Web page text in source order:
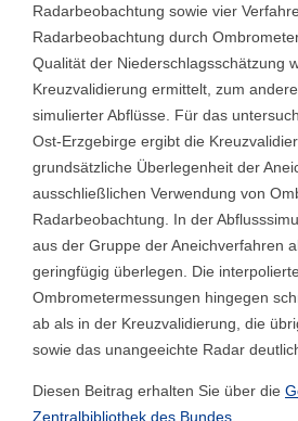
Radarbeobachtung sowie vier
Radarbeobachtung durch
Qualität der Niederschlagsschätzung
Kreuzvalidierung ermittelt, zum
simulierter Abflüsse. Für das
Ost-Erzgebirge ergibt die
grundsätzliche Überlegenheit der
ausschließlichen Verwendung von
Radarbeobachtung. In der
aus der Gruppe der Aneichverfahren
geringfügig überlegen. Die
Ombrometermessungen hingegen
ab als in der Kreuzvalidierung, die
sowie das unangeeichte Radar
Diesen Beitrag erhalten Sie über die
Zentralbibliothek des Bundes